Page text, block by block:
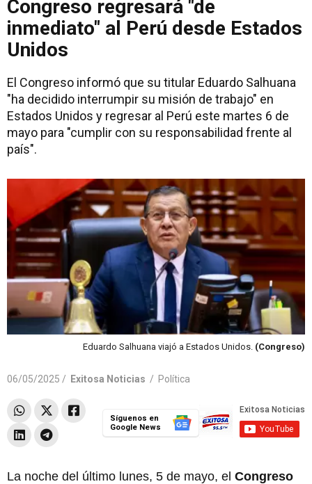
Congreso regresará "de
inmediato" al Perú desde Estados
Unidos
El Congreso informó que su titular Eduardo Salhuana
"ha decidido interrumpir su misión de trabajo" en
Estados Unidos y regresar al Perú este martes 6 de
mayo para "cumplir con su responsabilidad frente al
país".
Eduardo Salhuana viajó a Estados Unidos. (Congreso)
06/05/2025 / Exitosa Noticias / Política
Síguenos en
Google News
La noche del último lunes, 5 de mayo, el Congreso